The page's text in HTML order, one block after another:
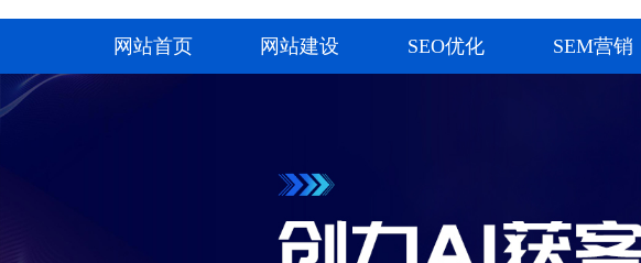
网站首页 网站建设 SEO优化 SEM营销